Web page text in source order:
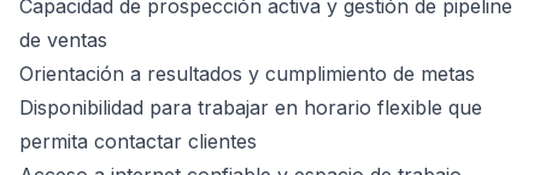
Capacidad de prospección activa y gestión de pipeline
de ventas
Orientación a resultados y cumplimiento de metas
Disponibilidad para trabajar en horario flexible que
permita contactar clientes